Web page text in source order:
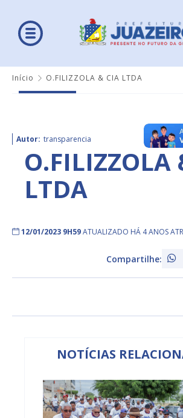
Início O.FILIZZOLA & CIA LTDA
Autor: transparencia
O.FILIZZOLA
LTDA
12/01/2023 9H59ATUALIZADO HÁ 4 ANOS
Compartilhe:
NOTÍCIAS